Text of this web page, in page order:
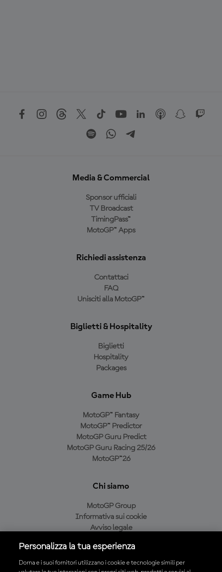
Media & Commercial
Sponsor ufficiali
TV Broadcast
TimingPass™
MotoGP™ Apps
Richiedi assistenza
Contattaci
FAQ
Unisciti alla MotoGP™
Biglietti & Hospitality
Biglietti
Hospitality
Packages
Game Hub
MotoGP™ Fantasy
MotoGP™ Predictor
MotoGP Guru Predict
MotoGP Guru Racing 25/26
MotoGP™26
Chi siamo
MotoGP Group
Informativa sui cookie
Avviso legale
Condizioni di acquisto
Personalizza la tua esperienza
Dorna e i suoi fornitori utilizzano i cookie e tecnologie simili per